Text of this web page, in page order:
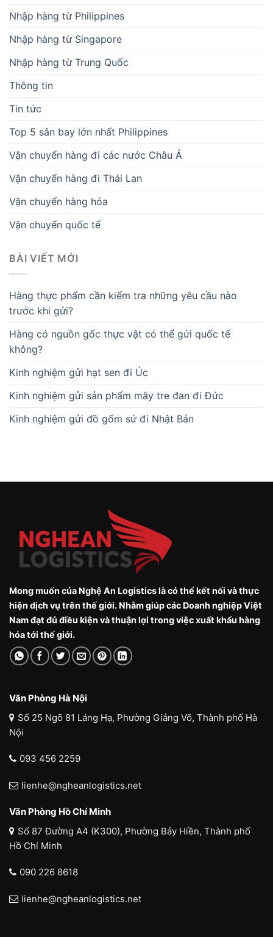
Nhập hàng từ Philippines
Nhập hàng từ Singapore
Nhập hàng từ Trung Quốc
Thông tin
Tin tức
Top 5 sân bay lớn nhất Philippines
Vận chuyển hàng đi các nước Châu Á
Vận chuyển hàng đi Thái Lan
Vận chuyển hàng hóa
Vận chuyển quốc tế
BÀI VIẾT MỚI
Hàng thực phẩm cần kiểm tra những yêu cầu nào
trước khi gửi?
Hàng có nguồn gốc thực vật có thể gửi quốc tế
không?
Kinh nghiệm gửi hạt sen đi Úc
Kinh nghiệm gửi sản phẩm mây tre đan đi Đức
Kinh nghiệm gửi đồ gốm sứ đi Nhật Bản
Mong muốn của Nghệ An Logistics là có thể kết nối và thực
hiện dịch vụ trên thế giới. Nhằm giúp các Doanh nghiệp Việt
Nam đạt đủ điều kiện và thuận lợi trong việc xuất khẩu hàng
hóa tới thế giới.
Văn Phòng Hà Nội
Số 25 Ngõ 81 Láng Hạ, Phường Giảng Võ, Thành phố Hà
Nội
093 456 2259
lienhe@ngheanlogistics.net
Văn Phòng Hồ Chí Minh
Số 87 Đường A4 (K300), Phường Bảy Hiền, Thành phố
Hồ Chí Minh
090 226 8618
lienhe@ngheanlogistics.net